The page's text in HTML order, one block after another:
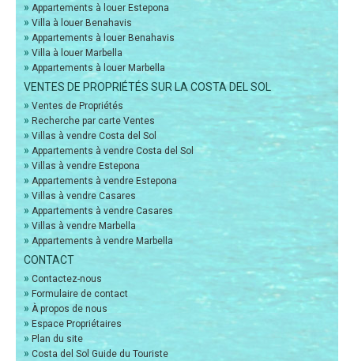
» Appartements à louer Estepona
» Villa à louer Benahavis
» Appartements à louer Benahavis
» Villa à louer Marbella
» Appartements à louer Marbella
VENTES DE PROPRIÉTÉS SUR LA COSTA DEL SOL
» Ventes de Propriétés
» Recherche par carte Ventes
» Villas à vendre Costa del Sol
» Appartements à vendre Costa del Sol
» Villas à vendre Estepona
» Appartements à vendre Estepona
» Villas à vendre Casares
» Appartements à vendre Casares
» Villas à vendre Marbella
» Appartements à vendre Marbella
CONTACT
» Contactez-nous
» Formulaire de contact
» À propos de nous
» Espace Propriétaires
» Plan du site
» Costa del Sol Guide du Touriste